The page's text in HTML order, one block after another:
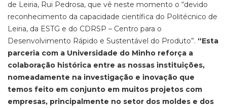
de Leiria, Rui Pedrosa, que vê neste momento o “devido
reconhecimento da capacidade científica do Politécnico de
Leiria, da ESTG e do CDRSP – Centro para o
Desenvolvimento Rápido e Sustentável do Produto”. “Esta
parceria com a Universidade do Minho reforça a
colaboração histórica entre as nossas instituições,
nomeadamente na investigação e inovação que
temos feito em conjunto em muitos projetos com
empresas, principalmente no setor dos moldes e dos